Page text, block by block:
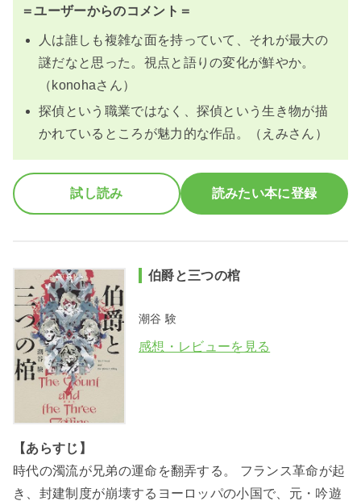
＝ユーザーからのコメント＝
人は誰しも複雑な面を持っていて、それが最大の
謎だなと思った。視点と語りの変化が鮮やか。
（konohaさん）
探偵という職業ではなく、探偵という生き物が描
かれているところが魅力的な作品。（えみさん）
試し読み 読みたい本に登録
伯爵と三つの棺
潮谷 験
感想・レビューを見る
【あらすじ】
時代の濁流が兄弟の運命を翻弄する。 フランス革命が起
き、封建制度が崩壊するヨーロッパの小国で、元・吟遊